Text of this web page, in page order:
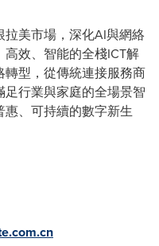
美市場，深化AI與網絡
效、智能的全棧ICT解
型，從傳統連接服務商
行業與家庭的全場景智
、可持續的數字新生